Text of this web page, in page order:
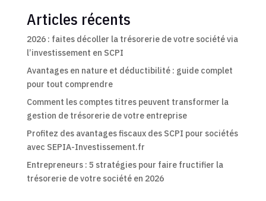
Articles récents
2026 : faites décoller la trésorerie de votre société via
l’investissement en SCPI
Avantages en nature et déductibilité : guide complet
pour tout comprendre
Comment les comptes titres peuvent transformer la
gestion de trésorerie de votre entreprise
Profitez des avantages fiscaux des SCPI pour sociétés
avec SEPIA-Investissement.fr
Entrepreneurs : 5 stratégies pour faire fructifier la
trésorerie de votre société en 2026